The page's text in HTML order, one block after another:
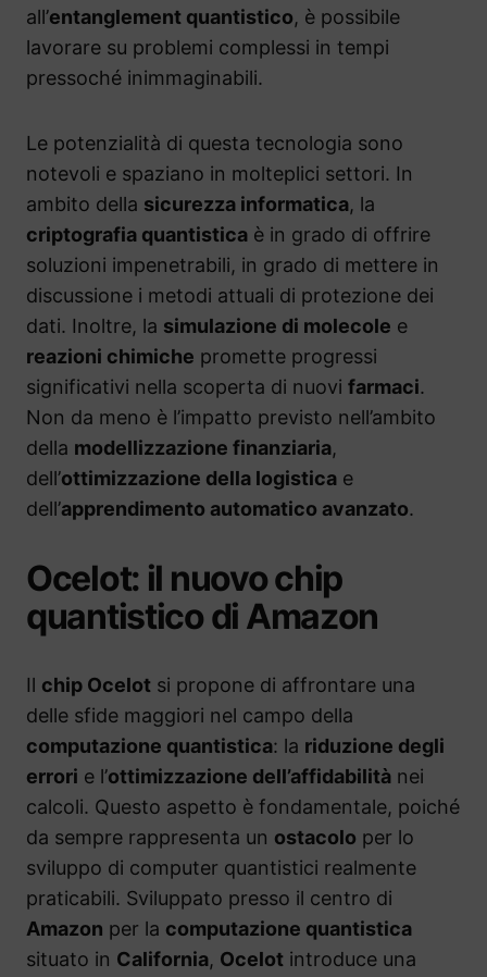
all’entanglement quantistico, è possibile
lavorare su problemi complessi in tempi
pressoché inimmaginabili.
Le potenzialità di questa tecnologia sono
notevoli e spaziano in molteplici settori. In
ambito della sicurezza informatica, la
criptografia quantistica è in grado di offrire
soluzioni impenetrabili, in grado di mettere in
discussione i metodi attuali di protezione dei
dati. Inoltre, la simulazione di molecole e
reazioni chimiche promette progressi
significativi nella scoperta di nuovi farmaci.
Non da meno è l’impatto previsto nell’ambito
della modellizzazione finanziaria,
dell’ottimizzazione della logistica e
dell’apprendimento automatico avanzato.
Ocelot: il nuovo chip
quantistico di Amazon
Il chip Ocelot si propone di affrontare una
delle sfide maggiori nel campo della
computazione quantistica: la riduzione degli
errori e l’ottimizzazione dell’affidabilità nei
calcoli. Questo aspetto è fondamentale, poiché
da sempre rappresenta un ostacolo per lo
sviluppo di computer quantistici realmente
praticabili. Sviluppato presso il centro di
Amazon per la computazione quantistica
situato in California, Ocelot introduce una